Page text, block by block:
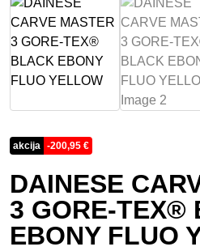
akcija -200,95 €
DAINESE
3 GORE-TEX®
EBONY FLUO